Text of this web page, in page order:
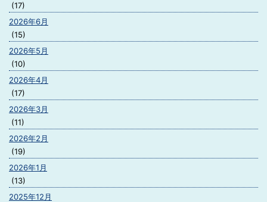
(17)
2026年6月
(15)
2026年5月
(10)
2026年4月
(17)
2026年3月
(11)
2026年2月
(19)
2026年1月
(13)
2025年12月